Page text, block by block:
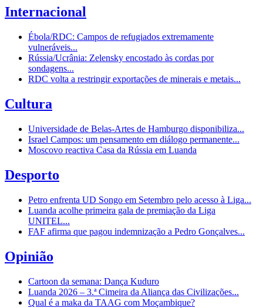
Internacional
Ébola/RDC: Campos de refugiados extremamente
vulneráveis...
Rússia/Ucrânia: Zelensky encostado às cordas por
sondagens...
RDC volta a restringir exportações de minerais e metais...
Cultura
Universidade de Belas-Artes de Hamburgo disponibiliza...
Israel Campos: um pensamento em diálogo permanente...
Moscovo reactiva Casa da Rússia em Luanda
Desporto
Petro enfrenta UD Songo em Setembro pelo acesso à Liga...
Luanda acolhe primeira gala de premiação da Liga
UNITEL...
FAF afirma que pagou indemnização a Pedro Gonçalves...
Opinião
Cartoon da semana: Dança Kuduro
Luanda 2026 – 3.ª Cimeira da Aliança das Civilizações...
Qual é a maka da TAAG com Moçambique?